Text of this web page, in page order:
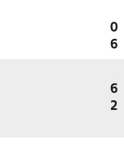
0
6
6
2